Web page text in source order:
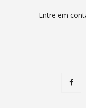
Entre em